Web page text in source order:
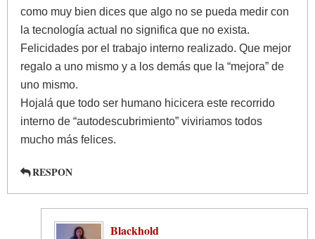
como muy bien dices que algo no se pueda medir con
la tecnología actual no significa que no exista.
Felicidades por el trabajo interno realizado. Que mejor
regalo a uno mismo y a los demás que la “mejora” de
uno mismo.
Hojalá que todo ser humano hicicera este recorrido
interno de “autodescubrimiento” viviriamos todos
mucho más felices.
RESPON
Blackhold